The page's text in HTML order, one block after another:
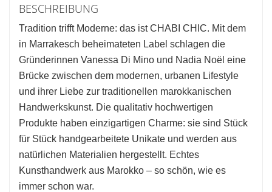
BESCHREIBUNG
Tradition trifft Moderne: das ist CHABI CHIC. Mit dem
in Marrakesch beheimateten Label schlagen die
Gründerinnen Vanessa Di Mino und Nadia Noël eine
Brücke zwischen dem modernen, urbanen Lifestyle
und ihrer Liebe zur traditionellen marokkanischen
Handwerkskunst. Die qualitativ hochwertigen
Produkte haben einzigartigen Charme: sie sind Stück
für Stück handgearbeitete Unikate und werden aus
natürlichen Materialien hergestellt. Echtes
Kunsthandwerk aus Marokko – so schön, wie es
immer schon war.